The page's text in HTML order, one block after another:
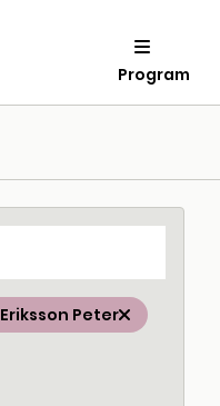
Program
Eriksson Peter